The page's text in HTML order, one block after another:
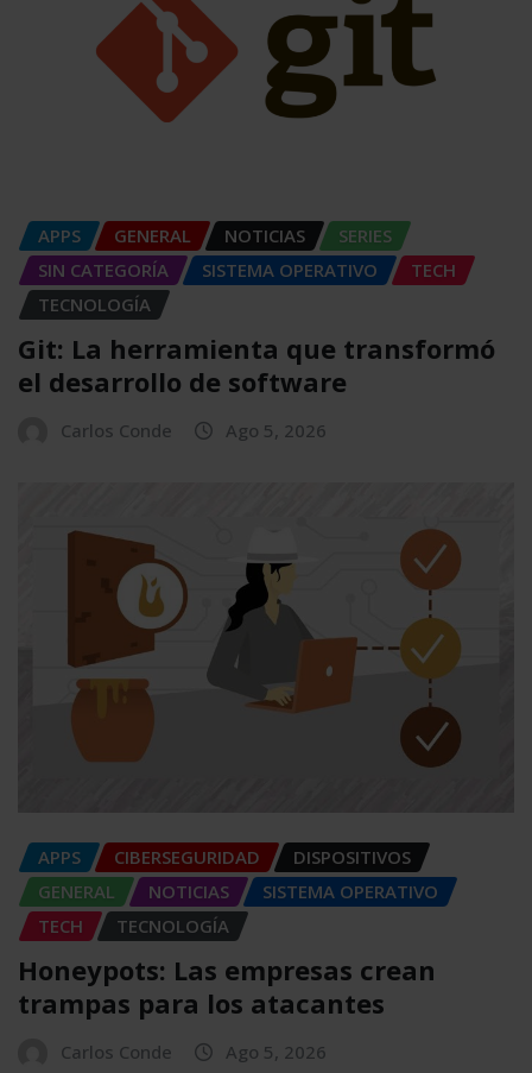
APPS GENERAL NOTICIAS
SERIES
SIN CATEGORÍA
SISTEMA OPERATIVO
TECH
TECNOLOGÍA
Git: La herramienta que transformó
el desarrollo de software
Carlos Conde Ago 5, 2026
APPS CIBERSEGURIDAD
DISPOSITIVOS
GENERAL
NOTICIAS
SISTEMA OPERATIVO
TECH
TECNOLOGÍA
Honeypots: Las empresas crean
trampas para los atacantes
Carlos Conde Ago 5, 2026